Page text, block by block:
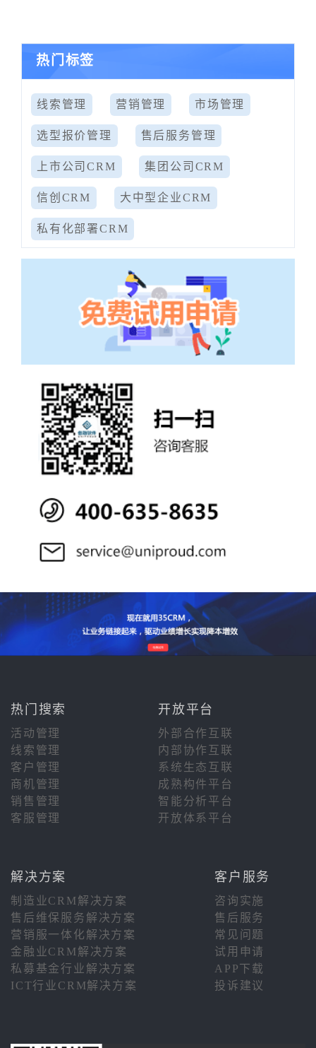
热门标签
线索管理 营销管理 市场管理
选型报价管理 售后服务管理
上市公司CRM 集团公司CRM
信创CRM 大中型企业CRM
私有化部署CRM
热门搜索 开放平台
活动管理
外部合作互联
线索管理
内部协作互联
客户管理
系统生态互联
商机管理
成熟构件平台
销售管理
智能分析平台
客服管理
开放体系平台
解决方案 客户服务
制造业CRM解决方案
咨询实施
售后维保服务解决方案
售后服务
营销服一体化解决方案
常见问题
金融业CRM解决方案
试用申请
私募基金行业解决方案
APP下载
ICT行业CRM解决方案
投诉建议